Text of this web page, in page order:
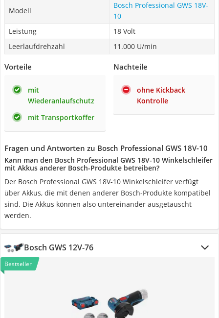
Modell
Bosch Professional GWS 18V-
10
Leistung
18 Volt
Leerlaufdrehzahl
11.000 U/min
Vorteile
mit
Wiederanlaufschutz
mit Transportkoffer
Nachteile
ohne Kickback
Kontrolle
Fragen und Antworten zu Bosch Professional GWS 18V-10
Kann man den Bosch Professional GWS 18V-10 Winkelschleifer
mit Akkus anderer Bosch-Produkte betreiben?
Der Bosch Professional GWS 18V-10 Winkelschleifer verfügt
über Akkus, die mit denen anderer Bosch-Produkte kompatibel
sind. Die Akkus können also untereinander ausgetauscht
werden.
Bosch GWS 12V-76
Bestseller